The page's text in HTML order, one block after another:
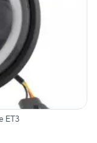
ET3